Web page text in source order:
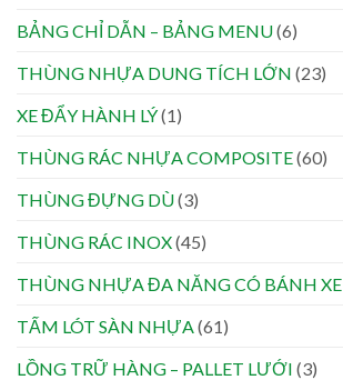
BẢNG CHỈ DẪN – BẢNG MENU(6)
THÙNG NHỰA DUNG TÍCH LỚN (23)
XE ĐẨY HÀNH LÝ(1)
THÙNG RÁC NHỰA COMPOSITE(60)
THÙNG ĐỰNG DÙ(3)
THÙNG RÁC INOX(45)
THÙNG NHỰA ĐA NĂNG CÓ BÁNH XE
TẤM LÓT SÀN NHỰA (61)
LỒNG TRỮ HÀNG – PALLET LƯỚI (3)